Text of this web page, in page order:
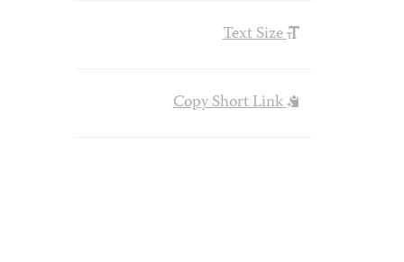
Text Size
Copy Short Link